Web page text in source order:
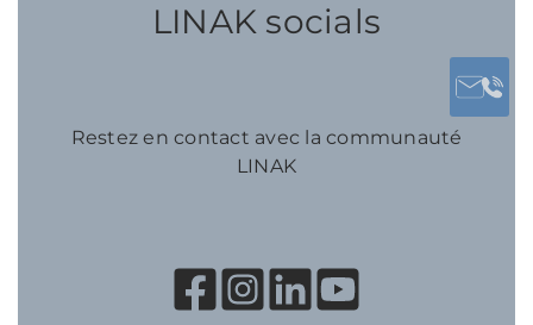
LINAK socials
Restez en contact avec la communauté
LINAK